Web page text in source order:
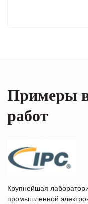
Примеры
работ
Крупнейшая
промышленной